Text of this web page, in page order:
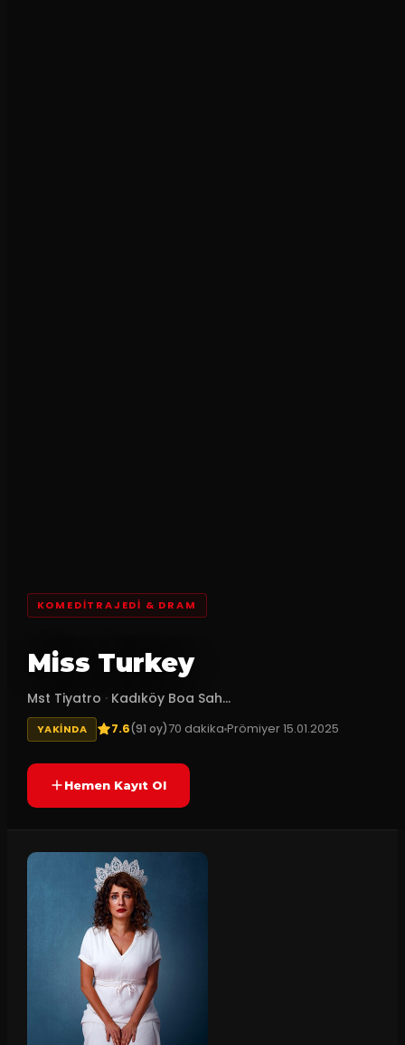
KOMEDITRAJEDI & DRAM
Miss Turkey
Mst Tiyatro · Kadıköy Boa Sah...
YAKINDA 7.6(91 oy)70 dakikaPrömiyer15.01.2025
Hemen Kayıt Ol